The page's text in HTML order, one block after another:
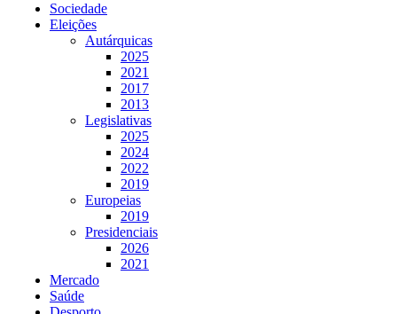
Sociedade
Eleições
Autárquicas
2025
2021
2017
2013
Legislativas
2025
2024
2022
2019
Europeias
2019
Presidenciais
2026
2021
Mercado
Saúde